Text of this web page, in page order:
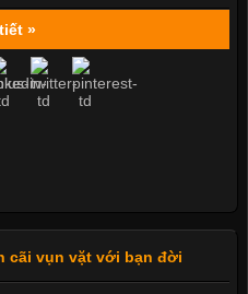
»
cãi vụn vặt với bạn đời